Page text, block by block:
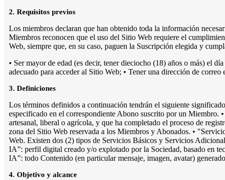
2. Requisitos previos
Los miembros declaran que han obtenido toda la información
Miembros reconocen que el uso del Sitio Web requiere el
Web, siempre que, en su caso, paguen la Suscripción elegida y
• Ser mayor de edad (es decir, tener dieciocho (18) años o más) el
adecuado para acceder al Sitio Web; • Tener una dirección de correo
3. Definiciones
Los términos definidos a continuación tendrán el siguiente
especificado en el correspondiente Abono suscrito por un
artesanal, liberal o agrícola, y que ha completado el proceso de
zona del Sitio Web reservada a los Miembros y Abonados. •
Web. Existen dos (2) tipos de Servicios Básicos y Servicios
IA”: perfil digital creado y/o explotado por la Sociedad, basado en
IA”: todo Contenido (en particular mensaje, imagen, avatar)
4. Objetivo y alcance